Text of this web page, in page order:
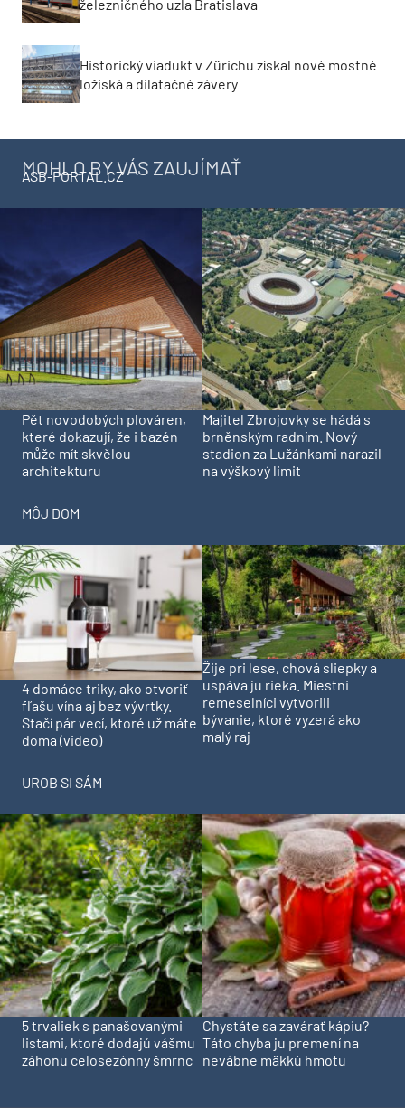
železničného uzla Bratislava
Historický viadukt v Zürichu získal nové mostné
ložiská a dilatačné závery
MOHLO BY VÁS ZAUJÍMAŤ
ASB-PORTAL.CZ
Pět novodobých plováren,
které dokazují, že i bazén
může mít skvělou
architekturu
Majitel Zbrojovky se hádá s
brněnským radním. Nový
stadion za Lužánkami narazil
na výškový limit
MÔJ DOM
4 domáce triky, ako otvoriť
fľašu vína aj bez vývrtky.
Stačí pár vecí, ktoré už máte
doma (video)
Žije pri lese, chová sliepky a
uspáva ju rieka. Miestni
remeselníci vytvorili
bývanie, ktoré vyzerá ako
malý raj
UROB SI SÁM
5 trvaliek s panašovanými
listami, ktoré dodajú vášmu
záhonu celosezónny šmrnc
Chystáte sa zavárať kápiu?
Táto chyba ju premení na
nevábne mäkkú hmotu